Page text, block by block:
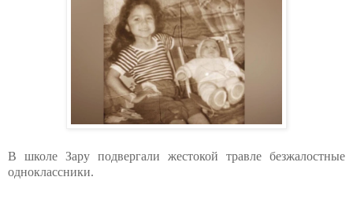
В школе Зару подвергали жестокой травле безжалостные
одноклассники.